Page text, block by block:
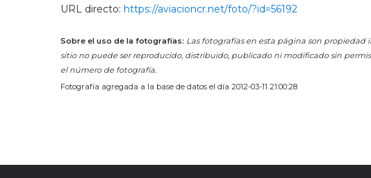
URL directo: https://aviacioncr.net/foto/?id=56192
Sobre el uso de la fotografías: Las fotografías en esta página son
sitio no puede ser reproducido, distribuido, publicado ni modificado sin
el número de fotografía.
Fotografía agregada a la base de datos el día 2012-03-11 21:00:28